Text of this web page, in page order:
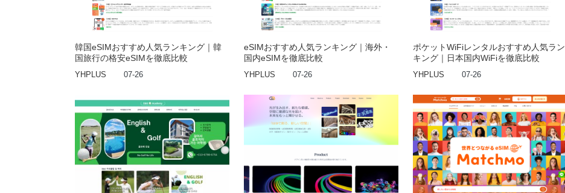
韓国eSIMおすすめ人気ランキング｜韓
国旅行の格安eSIMを徹底比較
YHPLUS 07-26
eSIMおすすめ人気ランキング｜海外・
国内eSIMを徹底比較
YHPLUS 07-26
ポケットWiFiレンタルおすすめ人気ラン
キング｜日本国内WiFiを徹底比較
YHPLUS 07-26